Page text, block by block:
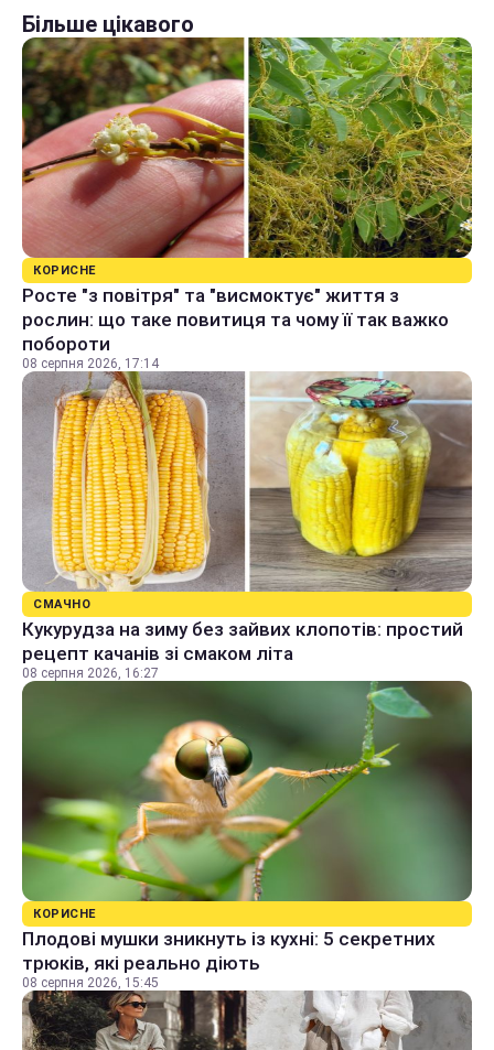
Більше цікавого
КОРИСНЕ
Росте "з повітря" та "висмоктує" життя з
рослин: що таке повитиця та чому її так важко
побороти
08 серпня 2026, 17:14
СМАЧНО
Кукурудза на зиму без зайвих клопотів: простий
рецепт качанів зі смаком літа
08 серпня 2026, 16:27
КОРИСНЕ
Плодові мушки зникнуть із кухні: 5 секретних
трюків, які реально діють
08 серпня 2026, 15:45